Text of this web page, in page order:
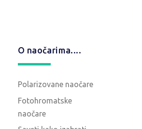
O naočarima....
Polarizovane naočare
Fotohromatske
naočare